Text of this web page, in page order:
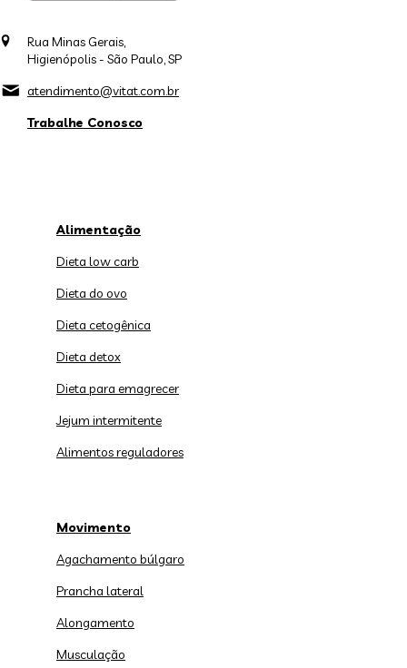
Rua Minas Gerais,
Higienópolis - São Paulo, SP
atendimento@vitat.com.br
Trabalhe Conosco
Alimentação
Dieta low carb
Dieta do ovo
Dieta cetogênica
Dieta detox
Dieta para emagrecer
Jejum intermitente
Alimentos reguladores
Movimento
Agachamento búlgaro
Prancha lateral
Alongamento
Musculação